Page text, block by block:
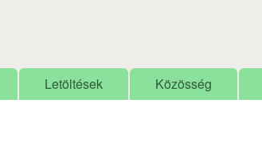
Letöltések Közösség